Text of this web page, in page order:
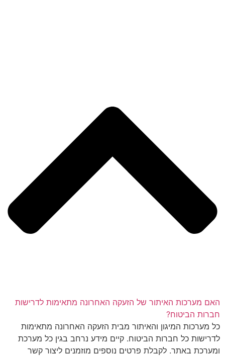
האם מערכות האיתור של הזעקה האחרונה מתאימות לדרישות
חברות הביטוח?
כל מערכות המיגון והאיתור מבית הזעקה האחרונה מתאימות
לדרישות כל חברות הביטוח. קיים מידע נרחב בגין כל מערכת
ומערכת באתר. לקבלת פרטים נוספים מוזמנים ליצור קשר